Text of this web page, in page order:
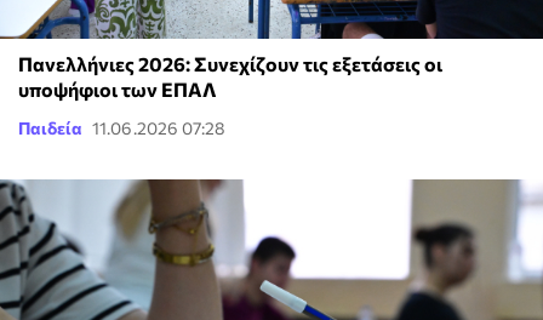
Πανελλήνιες 2026: Συνεχίζουν τις εξετάσεις οι
υποψήφιοι των ΕΠΑΛ
Παιδεία 11.06.2026 07:28